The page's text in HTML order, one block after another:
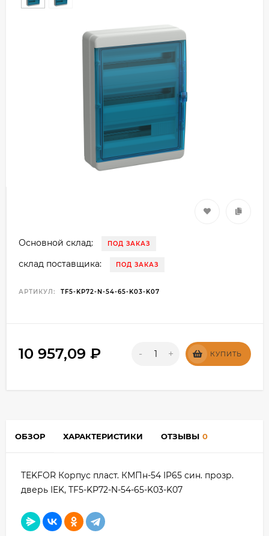
Основной склад: ПОД ЗАКАЗ
склад поставщика: ПОД ЗАКАЗ
АРТИКУЛ: TF5-KP72-N-54-65-K03-K07
10 957,09 ₽ - + КУПИТЬ
ОБЗОР ХАРАКТЕРИСТИКИ ОТЗЫВЫ 0
TEKFOR Корпус пласт. КМПн-54 IP65 син. прозр.
дверь IEK, TF5-KP72-N-54-65-K03-K07